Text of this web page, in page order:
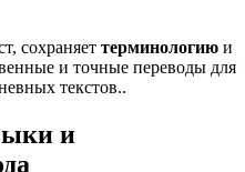
сохраняет терминологию и
и точные переводы для
текстов..
и